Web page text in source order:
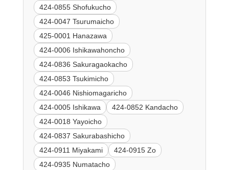
424-0855 Shofukucho
424-0047 Tsurumaicho
425-0001 Hanazawa
424-0006 Ishikawahoncho
424-0836 Sakuragaokacho
424-0853 Tsukimicho
424-0046 Nishiomagaricho
424-0005 Ishikawa
424-0852 Kandacho
424-0018 Yayoicho
424-0837 Sakurabashicho
424-0911 Miyakami
424-0915 Zo
424-0935 Numatacho